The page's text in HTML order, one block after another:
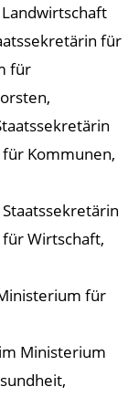
für
für
Kommunen,
Wirtschaft,
für
Ministerium